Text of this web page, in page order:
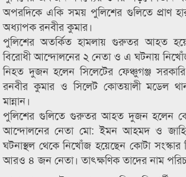
অপরদিকে একি সময় পুলিশের গুলিতে প্রাণ
অধ্যাপক রনবীর কুমার।
পুলিশের অতর্কিত হামলায় গুরুতর আহত
বিরোধী আন্দোলনের ২ নেতা ও এ ঘটনায়
নিহত দুজন হলেন সিলেটের ফেঞ্চুগঞ্জ
রনবীর কুমার ও সিলেট কোতয়ালী মডেল
মান্নান।
পুলিশের গুলিতে গুরুতর আহত দুজন হলেন
আন্দোলনের নেতা মো: ইমন আহমদ ও
ঘটনাস্থল থেকে নিখোঁজ হয়েছেন কোটা সংস্কার
আরও ৪ জন নেতা। তাৎক্ষণিক তাদের নাম